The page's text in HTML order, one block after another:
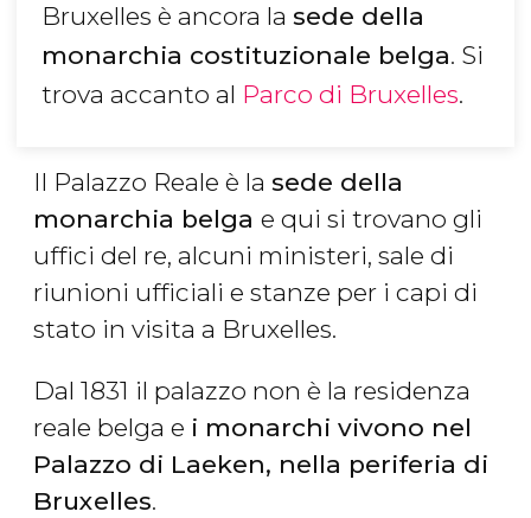
Bruxelles è ancora la sede della
monarchia costituzionale belga. Si
trova accanto al Parco di Bruxelles.
Il Palazzo Reale è la sede della
monarchia belga e qui si trovano gli
uffici del re, alcuni ministeri, sale di
riunioni ufficiali e stanze per i capi di
stato in visita a Bruxelles.
Dal 1831 il palazzo non è la residenza
reale belga e i monarchi vivono nel
Palazzo di Laeken, nella periferia di
Bruxelles.